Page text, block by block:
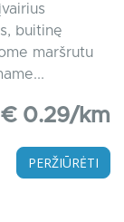
buitinę
maršrutu
€ 0.29/km
PERŽIŪRĖTI